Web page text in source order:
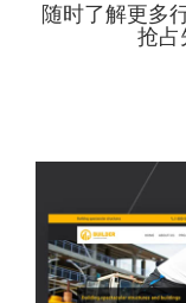
随时了解更多
抢占